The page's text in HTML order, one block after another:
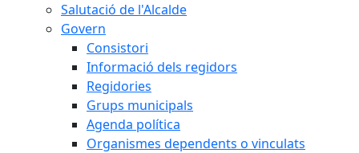
Salutació de l'Alcalde
Govern
Consistori
Informació dels regidors
Regidories
Grups municipals
Agenda política
Organismes dependents o vinculats